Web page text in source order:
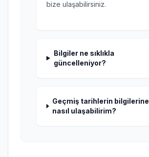
bize ulaşabilirsiniz.
Bilgiler ne sıklıkla
güncelleniyor?
Geçmiş tarihlerin bilgilerine
nasıl ulaşabilirim?